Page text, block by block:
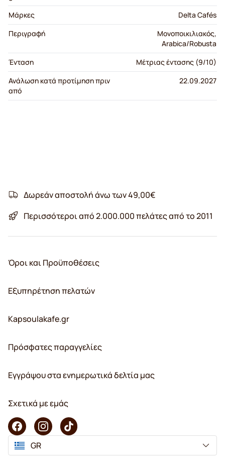
Μάρκες
Delta Cafés
Περιγραφή
Μονοποικιλιακός,
Arabica/Robusta
Ένταση
Μέτριας έντασης (9/10)
Ανάλωση κατά προτίμηση πριν
από
22.09.2027
Δωρεάν αποστολή άνω των 49,00€
Περισσότεροι από 2.000.000 πελάτες από το 2011
Όροι και Προϋποθέσεις
Εξυπηρέτηση πελατών
Kapsoulakafe.gr
Πρόσφατες παραγγελίες
Εγγράψου στα ενημερωτικά δελτία μας
Σχετικά με εμάς
GR